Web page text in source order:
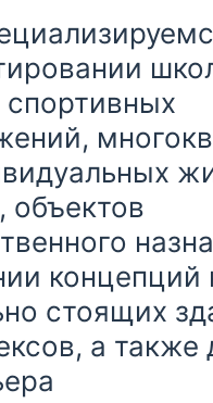
спортивных
объектов
концепций
стоящих
а также